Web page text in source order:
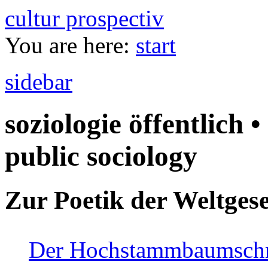
cultur prospectiv
You are here: start
sidebar
soziologie öffentlich
public sociology
Zur Poetik der
Der